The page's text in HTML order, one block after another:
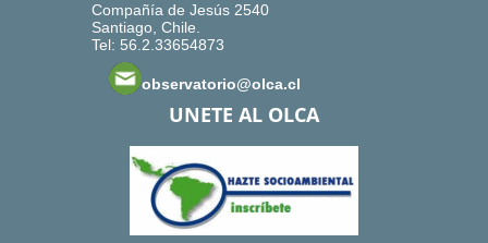
Compañía de Jesús 2540
Santiago, Chile.
Tel: 56.2.33654873
observatorio@olca.cl
UNETE AL OLCA